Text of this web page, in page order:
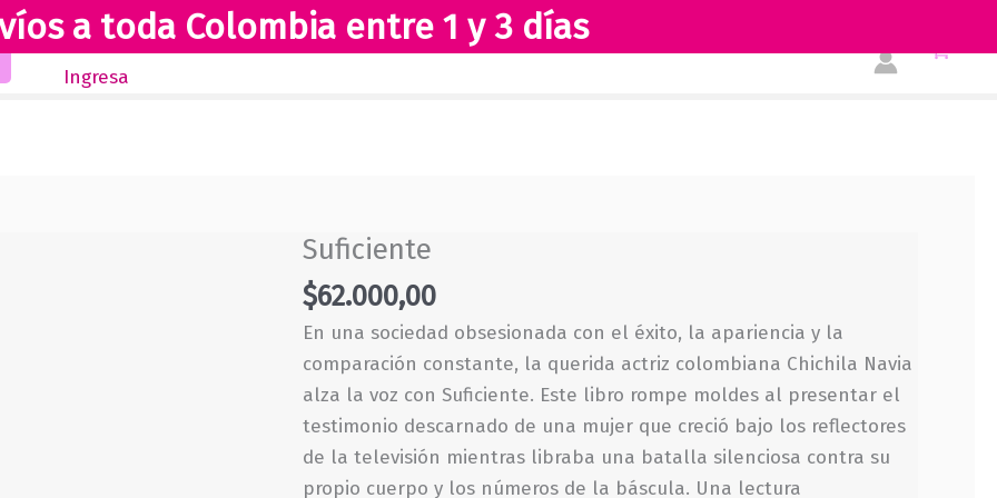
a toda Colombia entre 1 y 3 días
Inicio Novedades Revista Club Lectores Tienda
Ingresa
Suficiente
$62.000,00
En una sociedad obsesionada con el éxito, la apariencia y la
comparación constante, la querida actriz colombiana Chichila Navia
alza la voz con Suficiente. Este libro rompe moldes al presentar el
testimonio descarnado de una mujer que creció bajo los reflectores
de la televisión mientras libraba una batalla silenciosa contra su
propio cuerpo y los números de la báscula. Una lectura